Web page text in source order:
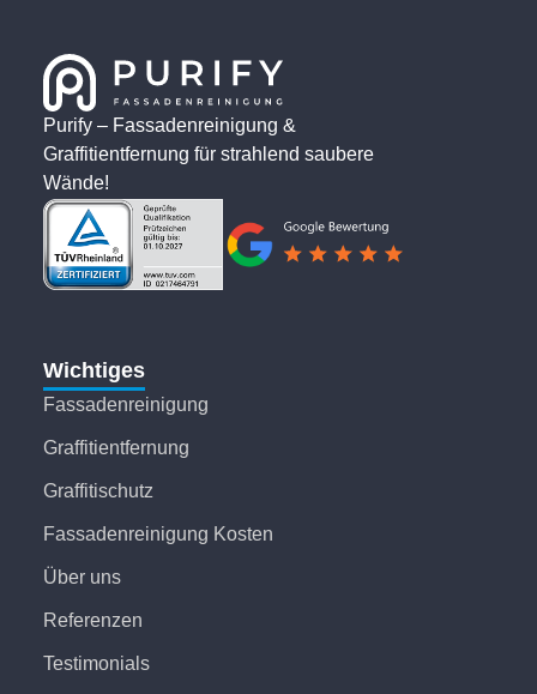
Purify – Fassadenreinigung &
Graffitientfernung für strahlend saubere
Wände!
Wichtiges
Fassadenreinigung
Graffitientfernung
Graffitischutz
Fassadenreinigung Kosten
Über uns
Referenzen
Testimonials